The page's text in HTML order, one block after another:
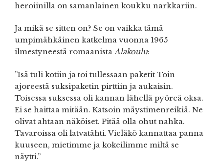
heroiinilla on samanlainen koukku narkkariin.
Ja mikä se sitten on? Se on vaikka tämä
umpimähkäinen katkelma vuonna 1965
ilmestyneestä romaanista Alakoulu:
”Isä tuli kotiin ja toi tullessaan paketit Toin
ajoreestä suksipaketin pirttiin ja aukaisin.
Toisessa suksessa oli kannan lähellä pyöreä oksa.
Ei se haittaa mitään. Katsoin mäystimenreikiä. Ne
olivat ahtaan näköiset. Pitää olla ohut nahka.
Tavaroissa oli latvatähti. Vieläkö kannattaa panna
kuuseen, mietimme ja kokeilimme miltä se
näytti.”